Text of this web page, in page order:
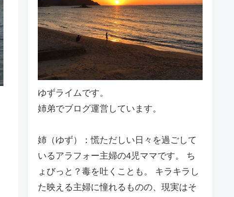
ゆずライムです。
姉弟でブログ運営しています。
姉（ゆず）：慌ただしい日々を過ごして
いるアラフォー主婦の4児ママです。 ち
ょびっと？毒を吐くことも。 キラキラし
た映える主婦に憧れるものの、現実はそ